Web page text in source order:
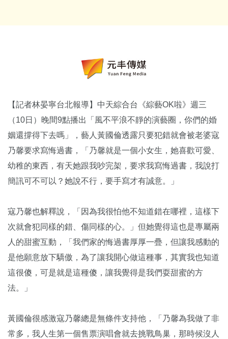
【記者林晏寧台北報導】中天綜合台《綜藝OK啦》週三
（10日）晚間9點播出「風不平浪不靜的演藝圈，你們的婚
姻還撐得下去嗎」，藝人黃國倫透露只要犯錯就會被老婆寇
乃馨要求寫悔過書，「乃馨就是一個小女生，她喜歡可愛、
幼稚的東西，有天她跟我吵完架，要求我寫悔過書，我說打
簡訊可不可以？她說不行，要手寫才有誠意。」
寇乃馨也解釋說，「因為我很怕他不知道錯在哪裡，這樣下
次就會犯同樣的錯、傷同樣的心。」但她覺得這也是專屬兩
人的甜蜜互動，「我們家的悔過書厚厚一疊，但讓我感動的
是他願意放下驕傲，為了讓我開心做這種事，其實我也知道
這很傻，可是就是這種傻，讓我覺得是我們耍甜蜜的方
法。」
黃國倫很感激寇乃馨總是無條件支持他，「乃馨為我做了非
常多，我人生第一個售票演唱會就去挑戰鳥巢，那時候沒人